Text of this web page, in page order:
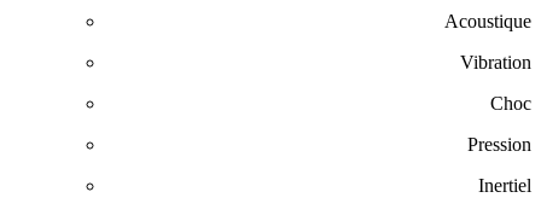
Acoustique
Vibration
Choc
Pression
Inertiel